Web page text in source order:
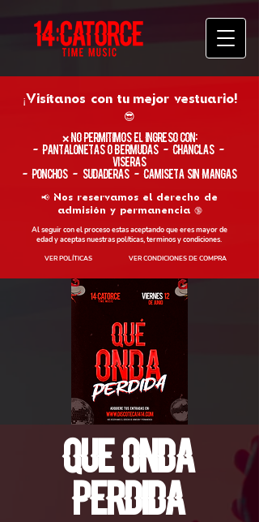
¡Visítanos con tu mejor vestuario!
😎
​❌ No permitimos el ingreso con:
- Pantalonetas o Bermudas - Chanclas -
Viseras
- Ponchos - Sudaderas - Camiseta sin Mangas
📢 Nos reservamos el derecho de
admisión y permanencia 🔞
Al seguir con el proceso estas aceptando que eres mayor de
edad y aceptas nuestras políticas, terminos y condiciones.
VER POLÍTICAS VER CONDICIONES DE COMPRA
Que Onda
Perdida